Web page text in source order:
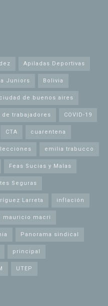
Apiladas Deportivas
Juniors Bolivia
ciudad de buenos aires
trabajadores COVID-19
CTA cuarentena
emilia trabucco
Feas Sucias y Malas
Seguras
Larreta inflación
mauricio macri
Panorama sindical
principal
UTEP